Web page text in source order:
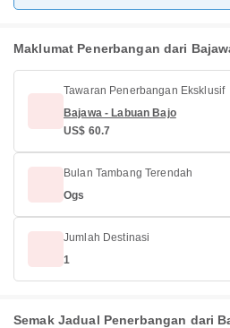
Maklumat Penerbangan dari
Tawaran Penerbangan Eksklusif
Bajawa - Labuan Bajo
US$ 60.7
Bulan Tambang Terendah
Ogs
Jumlah Destinasi
1
Semak Jadual Penerbangan dari